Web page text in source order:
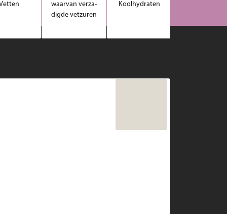
waar­van ver­za­
dig­de vet­zu­ren
Kool­hy­dra­ten